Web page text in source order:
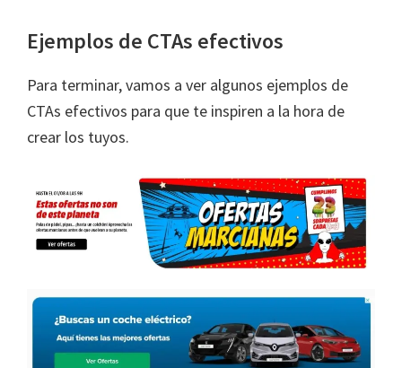
Ejemplos de CTAs efectivos
Para terminar, vamos a ver algunos ejemplos de
CTAs efectivos para que te inspiren a la hora de
crear los tuyos.